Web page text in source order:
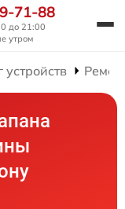
71-88
до 21:00
утром
устройств